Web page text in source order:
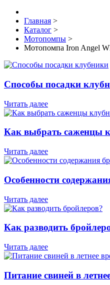
Главная >
Каталог >
Мотопомпы >
Мотопомпа Iron Angel
Способы посадки
Читать далее
Как выбрать саженцы
Читать далее
Особенности
Читать далее
Как разводить
Читать далее
Питание свиней в